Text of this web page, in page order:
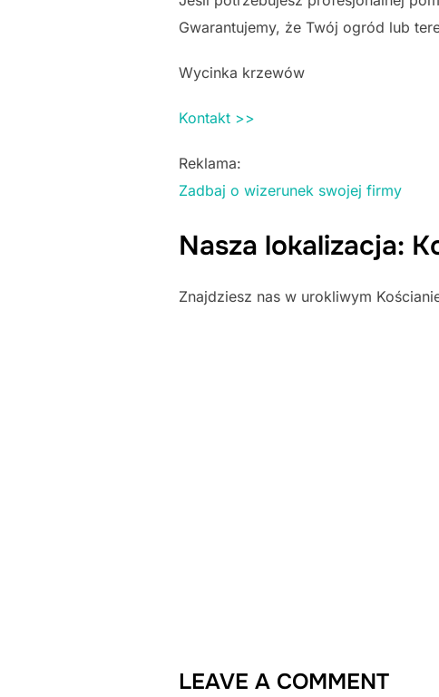
Gwarantujemy, że Twój ogród lub
Wycinka krzewów
Kontakt >>
Reklama:
Zadbaj o wizerunek swojej firmy
Nasza lokalizacja:
Znajdziesz nas w urokliwym
LEAVE A COMMENT